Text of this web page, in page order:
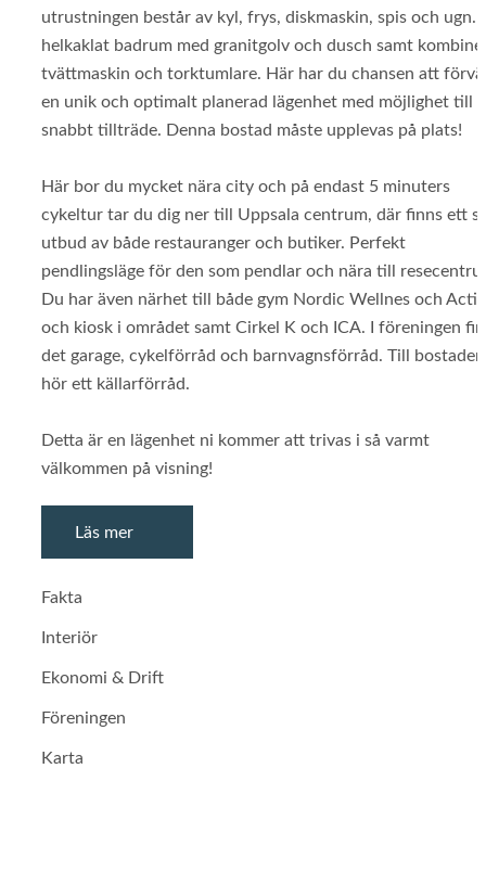
utrustningen består av kyl, frys, diskmaskin, spis och ugn.
helkaklat badrum med granitgolv och dusch samt
tvättmaskin och torktumlare. Här har du chansen att
en unik och optimalt planerad lägenhet med möjlighet till
snabbt tillträde. Denna bostad måste upplevas på plats!
Här bor du mycket nära city och på endast 5 minuters
cykeltur tar du dig ner till Uppsala centrum, där finns ett
utbud av både restauranger och butiker. Perfekt
pendlingsläge för den som pendlar och nära till
Du har även närhet till både gym Nordic Wellnes och Actic
och kiosk i området samt Cirkel K och ICA. I föreningen
det garage, cykelförråd och barnvagnsförråd. Till bostaden
hör ett källarförråd.
Detta är en lägenhet ni kommer att trivas i så varmt
välkommen på visning!
Läs mer
Fakta
Interiör
Ekonomi & Drift
Föreningen
Karta